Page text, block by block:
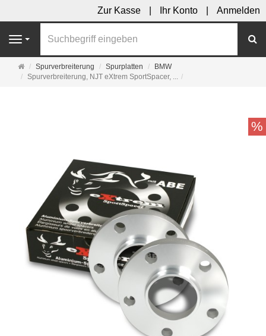
Zur Kasse Ihr Konto Anmelden
Navigation
Startseite
Spurverbreiterung Spurplatten
BMW
Spurverbreiterung, NJT eXtrem SportSpacer, ...
%